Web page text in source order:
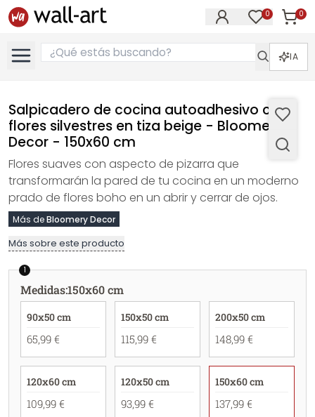
0 0
IA
Salpicadero de cocina autoadhesivo con
flores silvestres en tiza beige - Bloomery
Decor - 150x60 cm
Flores suaves con aspecto de pizarra que
transformarán la pared de tu cocina en un moderno
prado de flores boho en un abrir y cerrar de ojos.
Más deBloomery Decor
Más sobre este producto
1
Medidas:150x60 cm
90x50 cm
65,99 €
150x50 cm
115,99 €
200x50 cm
148,99 €
120x60 cm
109,99 €
120x50 cm
93,99 €
150x60 cm
137,99 €